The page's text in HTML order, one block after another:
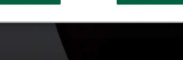
Découvrez la recette